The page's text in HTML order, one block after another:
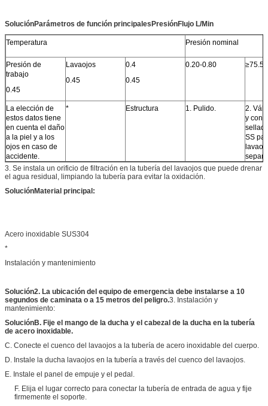
SoluciónParámetros de función principalesPresiónFlujo L/Min
Temperatura Presión nominal
Presión de
trabajo
0.45
Lavaojos
0.45
0.4
0.45
0.20-0.80 ≥75.5
La elección de
estos datos tiene
en cuenta el daño
a la piel y a los
ojos en caso de
accidente.
* Estructura 1. Pulido.
2.
y
SS
3. Se instala un orificio de filtración en la tubería del lavaojos que puede drenar
el agua residual, limpiando la tubería para evitar la oxidación.
SoluciónMaterial principal:
Acero inoxidable SUS304
*
Instalación y mantenimiento
Solución2. La ubicación del equipo de emergencia debe instalarse a 10
segundos de caminata o a 15 metros del peligro.3. Instalación y
mantenimiento:
SoluciónB. Fije el mango de la ducha y el cabezal de la ducha en la tubería
de acero inoxidable.
C. Conecte el cuenco del lavaojos a la tubería de acero inoxidable del cuerpo.
D. Instale la ducha lavaojos en la tubería a través del cuenco del lavaojos.
E. Instale el panel de empuje y el pedal.
F. Elija el lugar correcto para conectar la tubería de entrada de agua y fije
firmemente el soporte.